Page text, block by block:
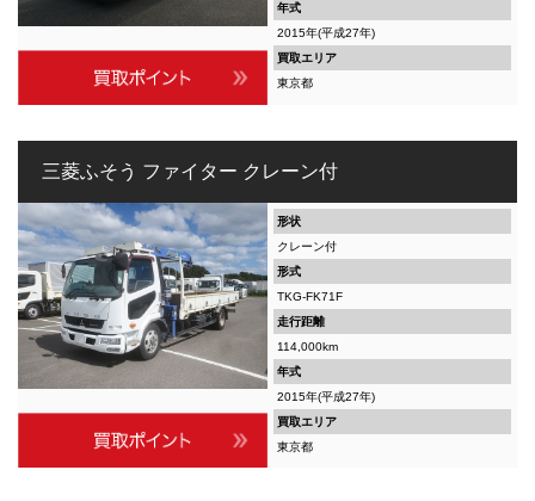
年式
2015年(平成27年)
買取エリア
東京都
三菱ふそう ファイター クレーン付
形状
クレーン付
形式
TKG-FK71F
走行距離
114,000km
年式
2015年(平成27年)
買取エリア
東京都